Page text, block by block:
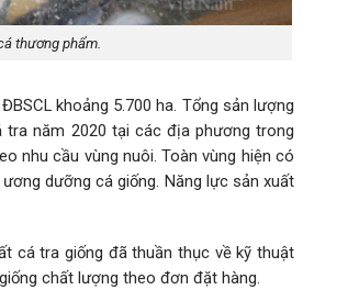
thương phẩm.
khoảng 5.700 ha. Tổng sản lượng
tra năm 2020 tại các địa phương trong
nhu cầu vùng nuôi. Toàn vùng hiện có
dưỡng cá giống. Năng lực sản xuất
cá tra giống đã thuần thục về kỹ thuật
chất lượng theo đơn đặt hàng.